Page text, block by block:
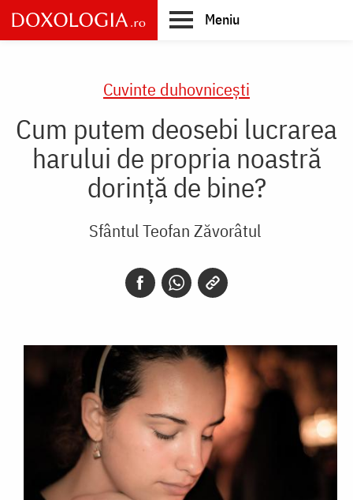
Skip
to
main
Meniu
Cuvinte duhovnicești
Cum putem deosebi lucrarea
harului de propria noastră
dorință de bine?
Sfântul Teofan Zăvorâtul